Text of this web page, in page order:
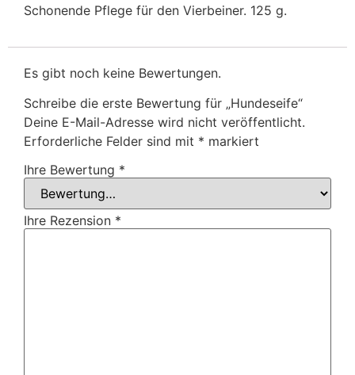
Schonende Pflege für den Vierbeiner. 125 g.
Es gibt noch keine Bewertungen.
Schreibe die erste Bewertung für „Hundeseife“
Deine E-Mail-Adresse wird nicht veröffentlicht.
Erforderliche Felder sind mit * markiert
Ihre Bewertung *
Ihre Rezension *